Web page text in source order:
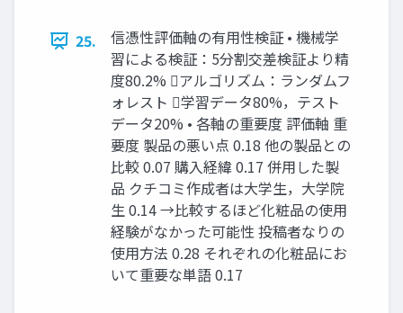
25.
信憑性評価軸の有用性検証 • 機械学
習による検証：5分割交差検証より精
度80.2% アルゴリズム：ランダムフ
ォレスト 学習データ80%，テスト
データ20% • 各軸の重要度 評価軸 重
要度 製品の悪い点 0.18 他の製品との
比較 0.07 購入経緯 0.17 併用した製
品 クチコミ作成者は大学生，大学院
生 0.14 →比較するほど化粧品の使用
経験がなかった可能性 投稿者なりの
使用方法 0.28 それぞれの化粧品にお
いて重要な単語 0.17